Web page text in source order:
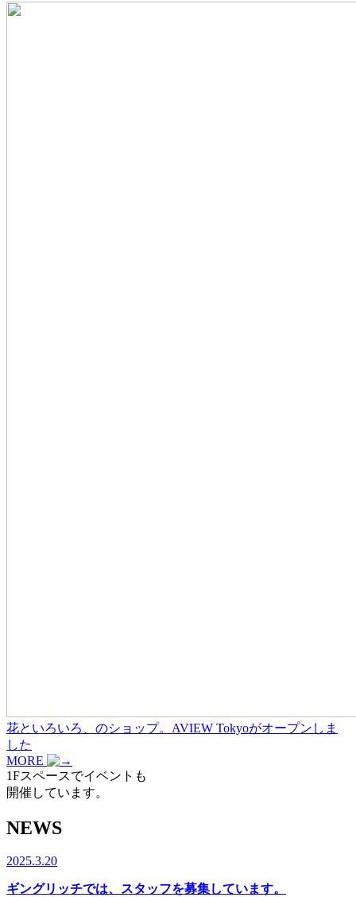
花といろいろ、のショップ。AVIEW Tokyoがオープンしま
した
MORE
1Fスペースでイベントも
開催しています。
NEWS
2025.3.20
ギングリッチでは、スタッフを募集しています。